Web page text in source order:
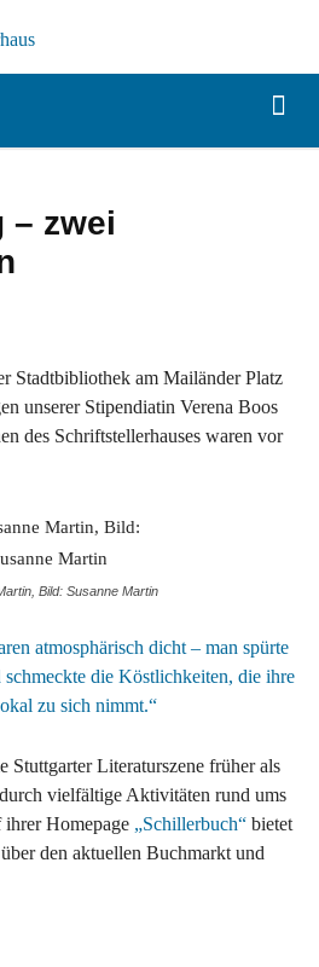
– zwei
Stadtbibliothek am Mailänder Platz
unserer Stipendiatin Verena Boos
des Schriftstellerhauses waren vor
Bild: Susanne Martin
atmosphärisch dicht – man spürte
die Köstlichkeiten, die ihre
zu sich nimmt.“
Stuttgarter Literaturszene früher als
vielfältige Aktivitäten rund ums
Homepage „Schillerbuch“ bietet
den aktuellen Buchmarkt und